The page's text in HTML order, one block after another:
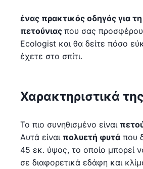
ένας πρακτικός οδηγός για
πετούνιας που σας
Ecologist και θα δείτε πόσο
έχετε στο σπίτι.
Χαρακτηριστικά
Το πιο συνηθισμένο είναι
Αυτά είναι πολυετή φυτά που
45 εκ. ύψος, το οποίο μπορεί
σε διαφορετικά εδάφη και